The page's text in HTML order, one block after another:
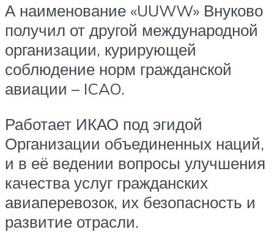
А наименование «UUWW» Внуково
получил от другой международной
организации, курирующей
соблюдение норм гражданской
авиации – ICAO.
Работает ИКАО под эгидой
Организации объединенных наций,
и в её ведении вопросы улучшения
качества услуг гражданских
авиаперевозок, их безопасность и
развитие отрасли.